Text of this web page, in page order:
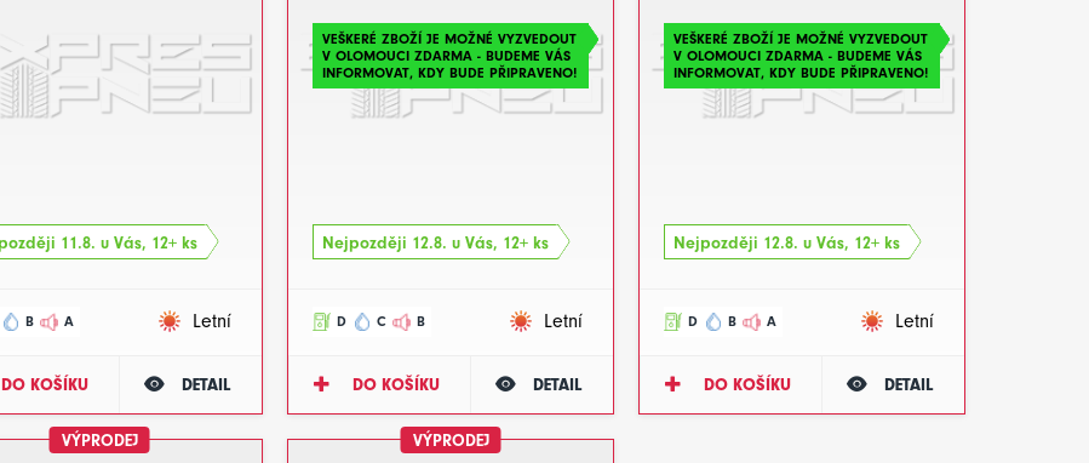
11.8. u Vás, 12+ ks
B A Letní
DO KOŠÍKU DETAIL
VEŠKERÉ ZBOŽÍ JE MOŽNÉ VYZVEDOUT
V OLOMOUCI ZDARMA - BUDEME VÁS
INFORMOVAT, KDY BUDE PŘIPRAVENO!
Nejpozději 12.8. u Vás, 12+ ks
D C B Letní
DO KOŠÍKU DETAIL
VEŠKERÉ ZBOŽÍ JE MOŽNÉ VYZVEDOUT
V OLOMOUCI ZDARMA - BUDEME VÁS
INFORMOVAT, KDY BUDE PŘIPRAVENO!
Nejpozději 12.8. u Vás, 12+ ks
D B A Letní
DO KOŠÍKU DETAIL
VÝPRODEJ VÝPRODEJ